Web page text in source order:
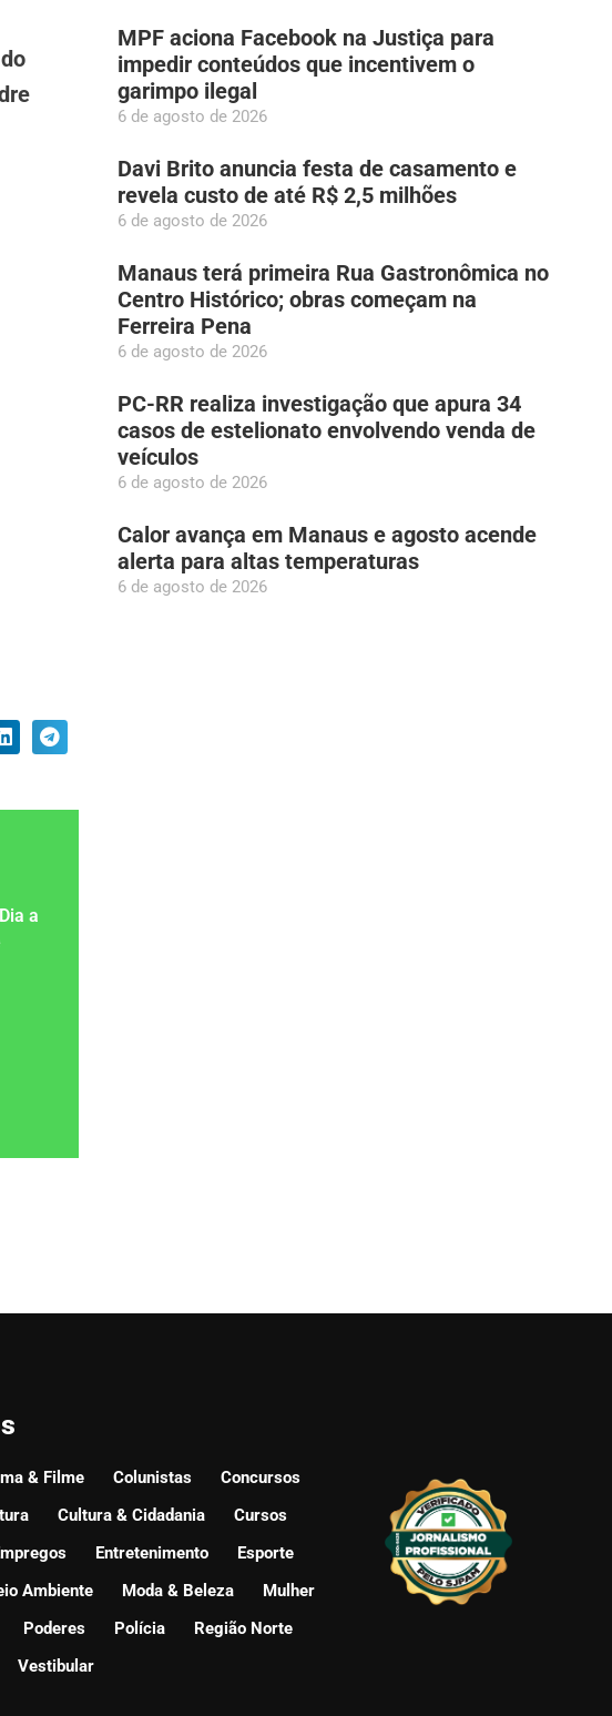
a
MPF aciona Facebook na Justiça para
impedir conteúdos que incentivem o
garimpo ilegal
6 de agosto de 2026
Davi Brito anuncia festa de casamento e
revela custo de até R$ 2,5 milhões
6 de agosto de 2026
Manaus terá primeira Rua Gastronômica no
Centro Histórico; obras começam na
Ferreira Pena
6 de agosto de 2026
PC-RR realiza investigação que apura 34
casos de estelionato envolvendo venda de
veículos
6 de agosto de 2026
Calor avança em Manaus e agosto acende
alerta para altas temperaturas
6 de agosto de 2026
& Filme Colunistas
Concursos
Cultura & Cidadania
Cursos
Entretenimento
Esporte
Ambiente Moda & Beleza
Mulher
Poderes Polícia
Região Norte
Vestibular